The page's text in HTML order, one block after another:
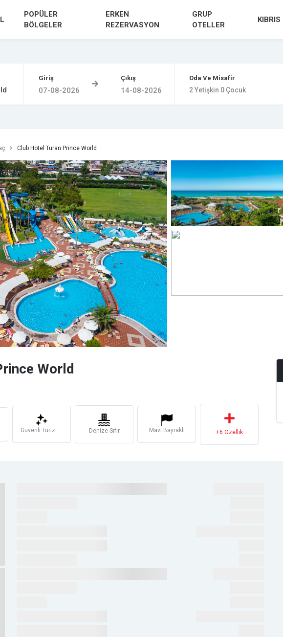
POPÜLER
BÖLGELER
ERKEN
REZERVASYON
GRUP
OTELLER
KIBRIS
Giriş Çıkış Oda Ve Misafir
2Yetişkin 0Çocuk
Club Hotel Turan Prince World
World
Denize Sıfır Mavi Bayraklı +6 Özellik